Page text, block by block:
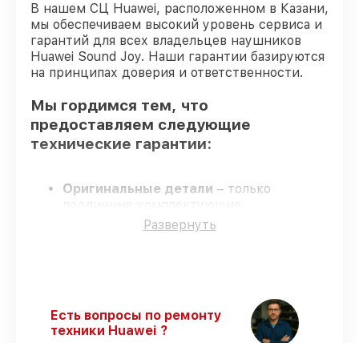
В нашем СЦ Huawei, расположенном в Казани,
мы обеспечиваем высокий уровень сервиса и
гарантий для всех владельцев наушников
Huawei Sound Joy. Наши гарантии базируются
на принципах доверия и ответственности.
Мы гордимся тем, что
предоставляем следующие
технические гарантии:
Оригинальные детали – только
Квалифицированные специалисты
наушников Sound Joy, согласованные с
клиентом.
Сервис с гарантией
– обслуживаем
Развернуть
Есть вопросы по ремонту
техники Huawei ?